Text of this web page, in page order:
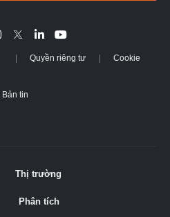
Quyền riêng tư Cookie
Bản tin
Thị trường
Phân tích